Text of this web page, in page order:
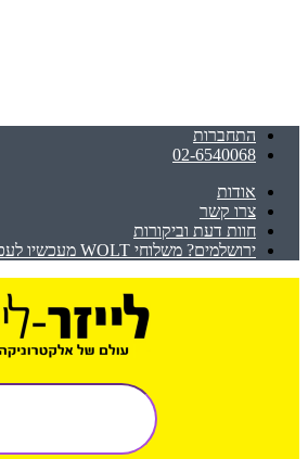
התחברות
02-6540068
אודות
צרו קשר
חוות דעת וביקורות
ירושלמים? משלוחי WOLT מעכשיו לעכשיו!